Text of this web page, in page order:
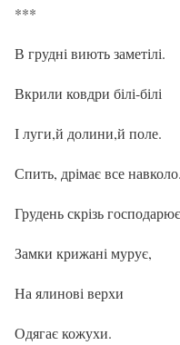
***
В грудні виють заметілі.
Вкрили ковдри білі-білі
І луги,й долини,й поле.
Спить, дрімає все навколо.
Грудень скрізь
Замки крижані мурує,
На ялинові верхи
Одягає кожухи.